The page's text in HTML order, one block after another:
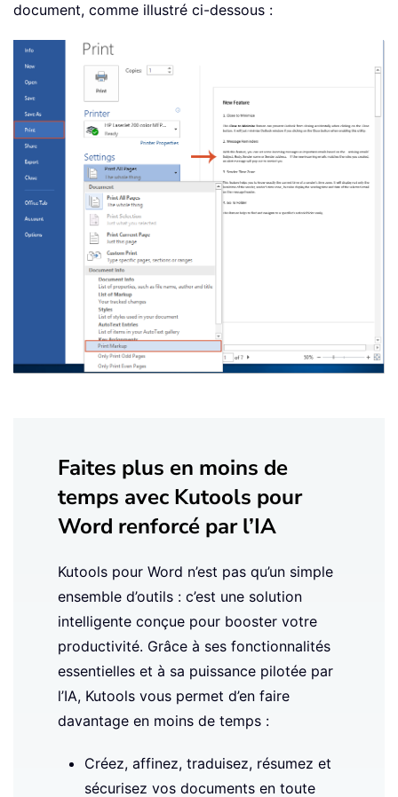
document, comme illustré ci-dessous :
Faites plus en moins de
temps avec Kutools pour
Word renforcé par l’IA
Kutools pour Word n’est pas qu’un simple
ensemble d’outils : c’est une solution
intelligente conçue pour booster votre
productivité. Grâce à ses fonctionnalités
essentielles et à sa puissance pilotée par
l’IA, Kutools vous permet d’en faire
davantage en moins de temps :
Créez, affinez, traduisez, résumez et
sécurisez vos documents en toute